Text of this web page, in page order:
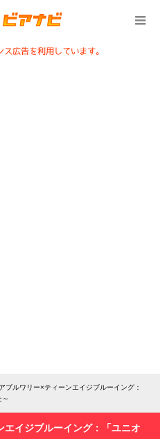
ブルワリー×ティーンエイジブルーイング：
エイジブルーイング：「ユニオ